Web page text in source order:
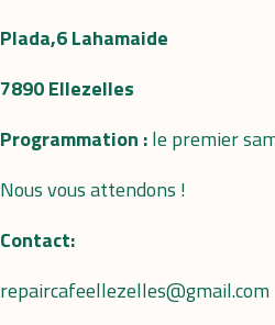
Plada,6 Lahamaide
7890 Ellezelles
Programmation :le premier
Nous vous attendons !
Contact:
repaircafeellezelles@gmail.com